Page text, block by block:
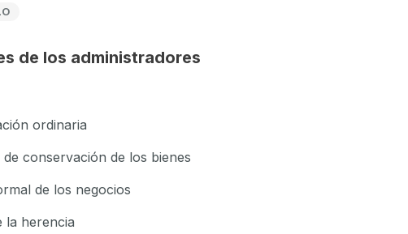
de los administradores
ordinaria
conservación de los bienes
de los negocios
la herencia